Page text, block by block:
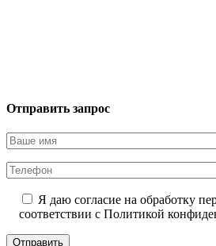
Отправить запрос
Я даю согласие на обработку
соответствии с Политикой